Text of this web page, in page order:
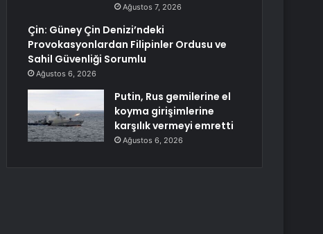
Ağustos 7, 2026
Çin: Güney Çin Denizi’ndeki
Provokasyonlardan Filipinler Ordusu ve
Sahil Güvenliği Sorumlu
Ağustos 6, 2026
Putin, Rus gemilerine el
koyma girişimlerine
karşılık vermeyi emretti
Ağustos 6, 2026